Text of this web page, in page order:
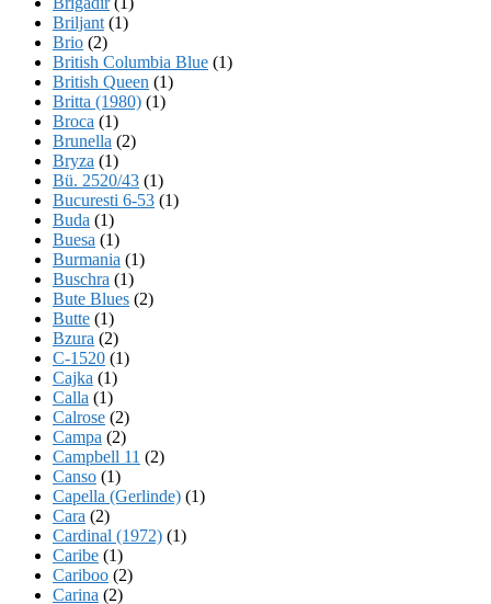
Briljant (1)
Brio (2)
British Columbia Blue (1)
British Queen (1)
Britta (1980) (1)
Broca (1)
Brunella (2)
Bryza (1)
Bü. 2520/43 (1)
Bucuresti 6-53 (1)
Buda (1)
Buesa (1)
Burmania (1)
Buschra (1)
Bute Blues (2)
Butte (1)
Bzura (2)
C-1520 (1)
Cajka (1)
Calla (1)
Calrose (2)
Campa (2)
Campbell 11 (2)
Canso (1)
Capella (Gerlinde) (1)
Cara (2)
Cardinal (1972) (1)
Caribe (1)
Cariboo (2)
Carina (2)